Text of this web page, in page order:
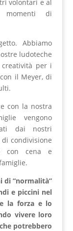
volontari e al
momenti di
Abbiamo
ludoteche
per i
il Meyer, di
con la nostra
vengono
dai nostri
condivisione
con cena e
di “normalità”
e piccini nel
la forza e lo
vivere loro
potrebbero